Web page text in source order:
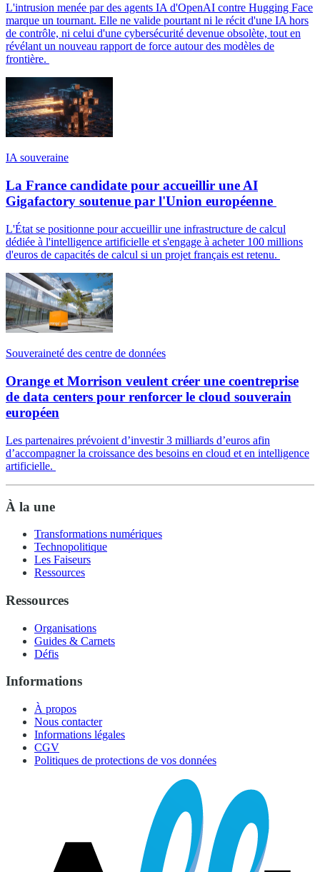
L'intrusion menée par des agents IA d'OpenAI contre Hugging Face
marque un tournant. Elle ne valide pourtant ni le récit d'une IA hors
de contrôle, ni celui d'une cybersécurité devenue obsolète, tout en
révélant un nouveau rapport de force autour des modèles de
frontière.
IA souveraine
La France candidate pour accueillir une AI
Gigafactory soutenue par l'Union européenne
L'État se positionne pour accueillir une infrastructure de calcul
dédiée à l'intelligence artificielle et s'engage à acheter 100 millions
d'euros de capacités de calcul si un projet français est retenu.
Souveraineté des centre de données
Orange et Morrison veulent créer une coentreprise
de data centers pour renforcer le cloud souverain
européen
Les partenaires prévoient d’investir 3 milliards d’euros afin
d’accompagner la croissance des besoins en cloud et en intelligence
artificielle.
À la une
Transformations numériques
Technopolitique
Les Faiseurs
Ressources
Ressources
Organisations
Guides & Carnets
Défis
Informations
À propos
Nous contacter
Informations légales
CGV
Politiques de protections de vos données